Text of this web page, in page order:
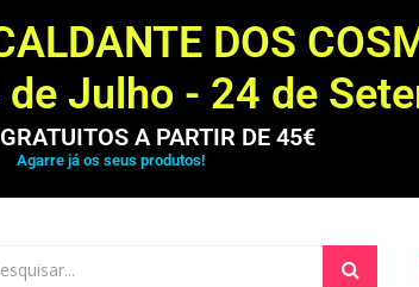
DOS
Julho - 24 de
A PARTIR DE 45€
Agarre já os seus produtos!